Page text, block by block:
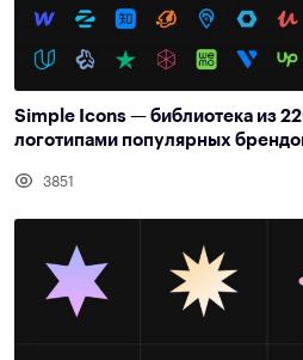
Simple Icons — библиотека из
логотипами популярных
3851